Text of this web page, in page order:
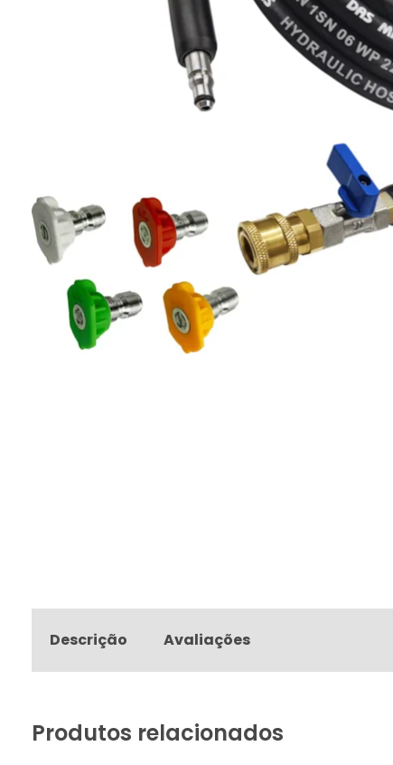
Descrição Avaliações
Produtos relacionados